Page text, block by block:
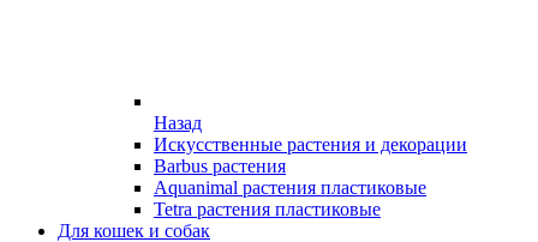
Назад
Искусственные растения и декорации
Barbus растения
Aquanimal растения пластиковые
Tetra растения пластиковые
Для кошек и собак